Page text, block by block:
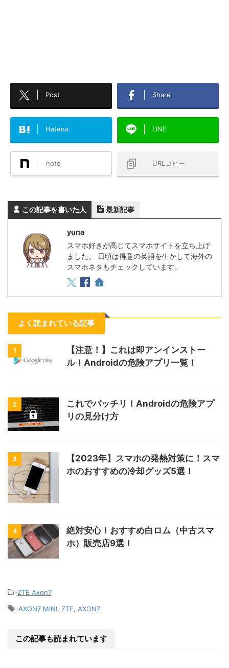
Post Share
Hatena LINE
note URLコピー
この記事を書いた人 最新記事
yuna
スマホ好きが高じてスマホサイトを立ち上げ
ました。 日頃は得意の英語を生かして海外の
スマホネタもチェックしています。
よく読まれている記事
1
【注意！】これは即アンインストー
ル！Androidの危険アプリ一覧！
2
これでバッチリ！Androidの危険アプ
リの見分け方
3
【2023年】スマホの発熱対策に！スマ
ホのおすすめの冷却グッズ5選！
4
絶対安心！おすすめ白ロム（中古スマ
ホ）販売店9選！
-ZTE Axon7
-AXON7 MINI ZTE AXON7
この記事も読まれています